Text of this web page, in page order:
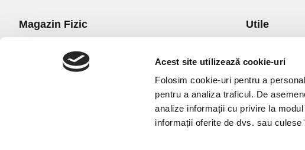
Acest site utilizează cookie-uri
Folosim cookie-uri pentru a
pentru a analiza traficul. De
analize informații cu privire la
informații oferite de dvs. sau
Magazin Fizic
office@universulcristalelor.ro
0799 879 911, 0723 145 611 (Comenzi Telefonice)
Utile
Transport si
Politica de
Politica de
Politica Cookies
Termeni si